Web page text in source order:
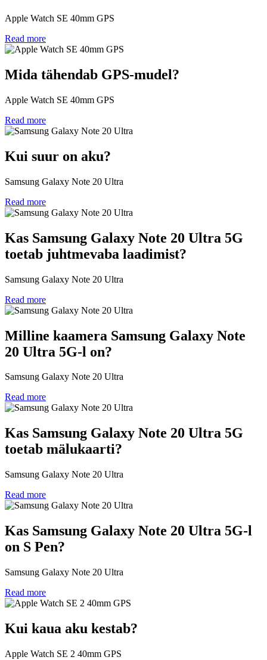
Apple Watch SE 40mm GPS
Read more
Mida tähendab GPS-mudel?
Apple Watch SE 40mm GPS
Read more
Kui suur on aku?
Samsung Galaxy Note 20 Ultra
Read more
Kas Samsung Galaxy Note 20 Ultra 5G
toetab juhtmevaba laadimist?
Samsung Galaxy Note 20 Ultra
Read more
Milline kaamera Samsung Galaxy Note
20 Ultra 5G-l on?
Samsung Galaxy Note 20 Ultra
Read more
Kas Samsung Galaxy Note 20 Ultra 5G
toetab mälukaarti?
Samsung Galaxy Note 20 Ultra
Read more
Kas Samsung Galaxy Note 20 Ultra 5G-l
on S Pen?
Samsung Galaxy Note 20 Ultra
Read more
Kui kaua aku kestab?
Apple Watch SE 2 40mm GPS